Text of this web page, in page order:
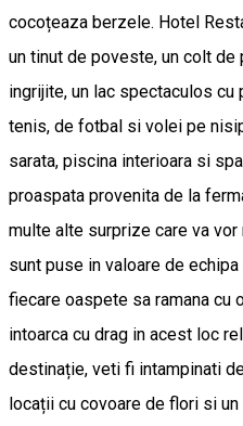
cocoțeaza berzele. Hotel
un tinut de poveste, un colt
ingrijite, un lac spectaculos cu
tenis, de fotbal si volei pe
sarata, piscina interioara si
proaspata provenita de la
multe alte surprize care va
sunt puse in valoare de
fiecare oaspete sa ramana cu
intoarca cu drag in acest loc
destinație, veti fi intampinati
locații cu covoare de flori si